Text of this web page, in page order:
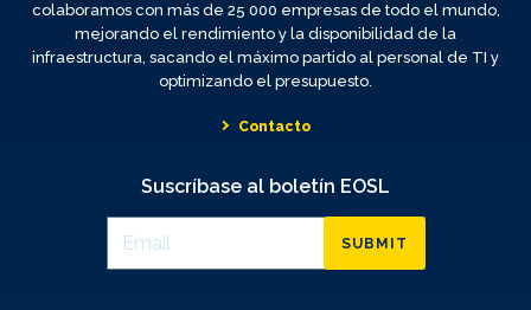
colaboramos con más de 25 000 empresas de todo el mundo,
mejorando el rendimiento y la disponibilidad de la
infraestructura, sacando el máximo partido al personal de TI y
optimizando el presupuesto.
Contacto
Suscríbase al boletín EOSL
SUBMIT